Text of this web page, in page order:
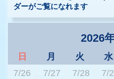
ダーがご覧になれます
2026
日 月 火 水
7/26
7/27 7/28 7/